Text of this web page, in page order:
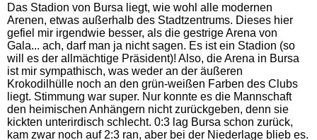
Das Stadion von Bursa liegt, wie wohl alle modernen
Arenen, etwas außerhalb des Stadtzentrums. Dieses hier
gefiel mir irgendwie besser, als die gestrige Arena von
Gala... ach, darf man ja nicht sagen. Es ist ein Stadion (so
will es der allmächtige Präsident)! Also, die Arena in Bursa
ist mir sympathisch, was weder an der äußeren
Krokodilhülle noch an den grün-weißen Farben des Clubs
liegt. Stimmung war super. Nur konnte es die Mannschaft
den heimischen Anhängern nicht zurückgeben, denn sie
kickten unterirdisch schlecht. 0:3 lag Bursa schon zurück,
kam zwar noch auf 2:3 ran, aber bei der Niederlage blieb es.